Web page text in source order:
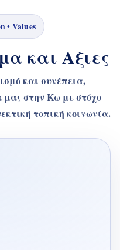
• Values
και Αξιες
και συνέπεια,
στην Κω με στόχο
τοπική κοινωνία.